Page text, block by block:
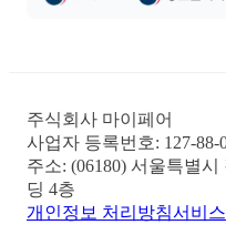
주식회사 마이페어
사업자 등록번호: 127-88-
주소: (06180) 서울특별
딩 4층
개인정보 처리방침서비